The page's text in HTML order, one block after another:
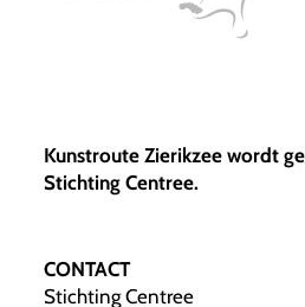
Kunstroute Zierikzee wordt
Stichting Centree.
CONTACT
Stichting Centree